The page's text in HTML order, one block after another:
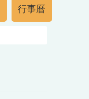
行事曆